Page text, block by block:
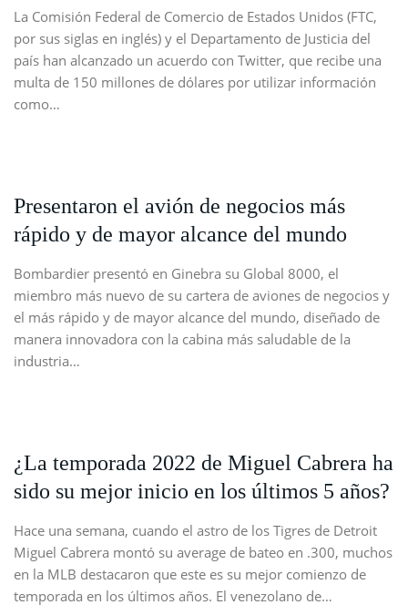
La Comisión Federal de Comercio de Estados Unidos (FTC,
por sus siglas en inglés) y el Departamento de Justicia del
país han alcanzado un acuerdo con Twitter, que recibe una
multa de 150 millones de dólares por utilizar información
como…
Presentaron el avión de negocios más
rápido y de mayor alcance del mundo
Bombardier presentó en Ginebra su Global 8000, el
miembro más nuevo de su cartera de aviones de negocios y
el más rápido y de mayor alcance del mundo, diseñado de
manera innovadora con la cabina más saludable de la
industria…
¿La temporada 2022 de Miguel Cabrera ha
sido su mejor inicio en los últimos 5 años?
Hace una semana, cuando el astro de los Tigres de Detroit
Miguel Cabrera montó su average de bateo en .300, muchos
en la MLB destacaron que este es su mejor comienzo de
temporada en los últimos años. El venezolano de…